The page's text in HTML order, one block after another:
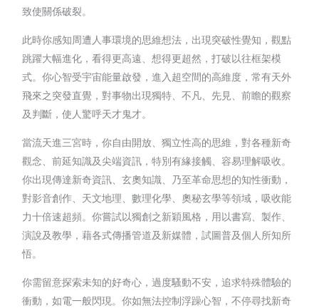
致使關係破裂。
此時你感知周遭人事環境的思維想法，出現突破性覺知，觀點
跳躍大幅進化，看得更高遠、想得更超然，打破以往框架模
式。你心智受宇宙能量啟發，進入超空間的高維度，常有天外
飛來之突發直覺，對事物出現獨特、不凡、先見、前瞻的觀察
及判斷，使人驚呼天才鬼才。
當流天進三宮時，你自由開放、獨立性高的思維，對各種新奇
觀念、前延知識及尖端資訊，特別有緣接觸、容易理解吸收。
你出現傳達新奇資訊、玄奧知識、乃至革命思想的知性衝動，
對影音創作、天文地理、數理化學、奧秘玄學等領域，吸收能
力十倍速超頻。你嘗試以獨創之新穎風格，用以書寫、製作、
演說及教學，藉各式傳播管道及新媒體，試圖普及個人所知所
悟。
你需留意探索未知的好奇心，過度騷動不安，追求特殊體驗的
衝動，如電一般閃現。你如無法控制浮躁心智，不停尋找新奇